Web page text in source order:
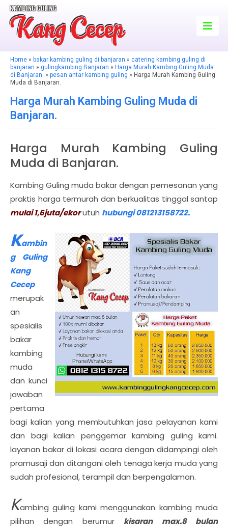
Home » bakar kambing guling di banjaran » catering kambing guling di
banjaran » gulingkambing Banjaran » Harga Murah Kambing Guling Muda
di Banjaran. » pesan antar kambing guling » Harga Murah Kambing Guling
Muda di Banjaran.
Harga Murah Kambing Guling Muda di
Banjaran.
Harga Murah Kambing Guling
Muda di Banjaran.
Kambing Guling muda bakar dengan pemesanan yang
praktis harga termurah dan berkualitas tinggal santap
mulai 1,6juta/ekorutuh hubungi 081213158722.
Kambin
g Guling
Kang
Cecep
merupak
an
spesialis
bakar
kambing
muda
dan kunci
jawaban
pertama
bagi kalian yang membutuhkan jasa pelayanan kami
dan bagi kalian penggemar kambing guling kami.
layanan bakar di lokasi acara dengan didampingi oleh
pramusaji dan ditangani oleh tenaga kerja muda yang
sudah profesional, terampil dan berpengalaman.
Kambing guling kami menggunakan kambing muda
pilihan dengan berumur kisaran max.8 bulan